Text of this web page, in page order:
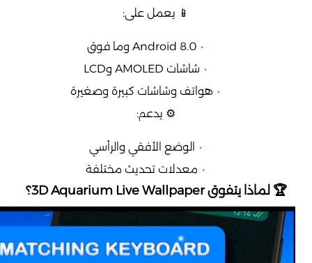
📱 يعمل على:
Android 8.0 وما فوق
شاشات AMOLED وLCD
هواتف وشاشات كبيرة وصغيرة
⚙️ يدعم:
الوضع الأفقي والرأسي
معدلات تحديث مختلفة
🏆 لماذا يتفوق 3D Aquarium Live Wallpaper؟